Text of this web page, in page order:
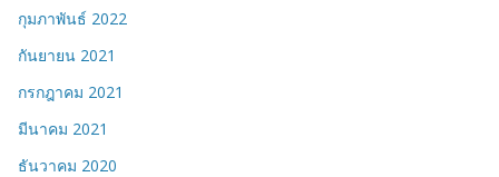
กุมภาพันธ์ 2022
กันยายน 2021
กรกฎาคม 2021
มีนาคม 2021
ธันวาคม 2020